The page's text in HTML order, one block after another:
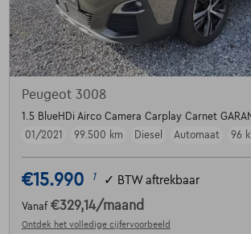
Peugeot 3008
1.5 BlueHDi Airco Camera Carplay Carnet
01/2021
99.500 km Diesel Automaat 96
€15.990 1 ✓ BTW aftrekbaar
Vanaf €329,14/maand
Ontdek het volledige cijfervoorbeeld